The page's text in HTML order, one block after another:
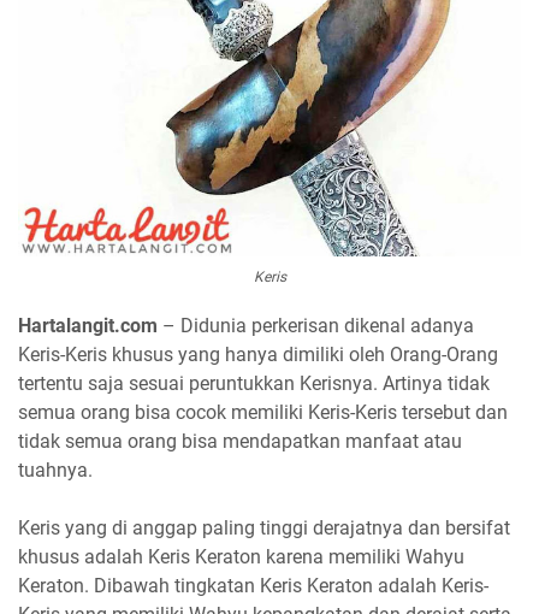
Keris
Hartalangit.com – Didunia perkerisan dikenal adanya
Keris-Keris khusus yang hanya dimiliki oleh Orang-Orang
tertentu saja sesuai peruntukkan Kerisnya. Artinya tidak
semua orang bisa cocok memiliki Keris-Keris tersebut dan
tidak semua orang bisa mendapatkan manfaat atau
tuahnya.
Keris yang di anggap paling tinggi derajatnya dan bersifat
khusus adalah Keris Keraton karena memiliki Wahyu
Keraton. Dibawah tingkatan Keris Keraton adalah Keris-